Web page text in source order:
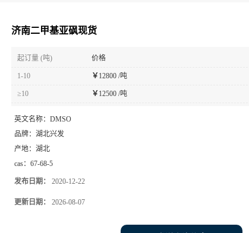
济南二甲基亚砜现货
起订量 (吨) 价格
1-10 ￥12800 /吨
≥10 ￥12500 /吨
英文名称： DMSO
品牌： 湖北兴发
产地： 湖北
cas： 67-68-5
发布日期： 2020-12-22
更新日期： 2026-08-07